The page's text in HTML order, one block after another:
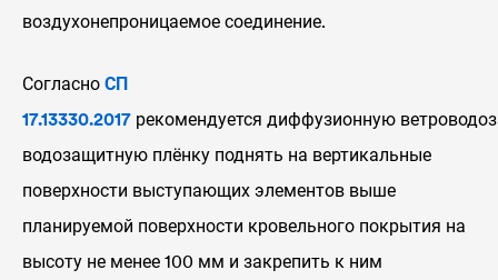
воздухонепроницаемое соединение.
Согласно СП
17.13330.2017 рекомендуется диффузионную
водозащитную плёнку поднять на вертикальные
поверхности выступающих элементов выше
планируемой поверхности кровельного покрытия на
высоту не менее 100 мм и закрепить к ним